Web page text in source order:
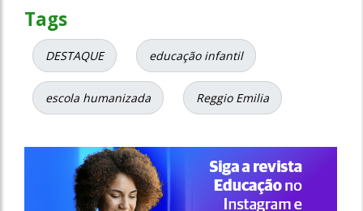
Tags
DESTAQUE educação infantil
escola humanizada Reggio Emilia